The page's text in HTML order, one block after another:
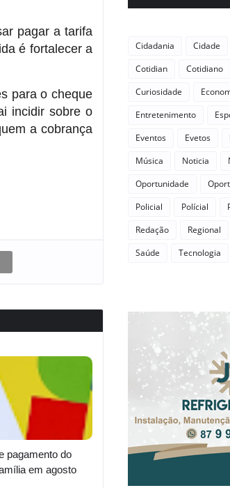
pagar a tarifa
é fortalecer a
para o cheque
incidir sobre o
a cobrança
pagamento do
em agosto
Cidadania Cidade
Cotidian
Cotidiano
Curiosidade
Entretenimento
Eventos
Evetos
Música
Noticia
Oportunidade
Policial
Polícial
Redação
Regional
Saúde
Tecnologia